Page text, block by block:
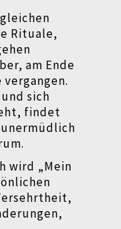
Rituale,
am Ende
sich
findet
wird „Mein